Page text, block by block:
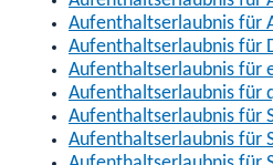
Aufenthaltserlaubnis für
Aufenthaltserlaubnis für
Aufenthaltserlaubnis für
Aufenthaltserlaubnis für
Aufenthaltserlaubnis für
Aufenthaltserlaubnis für